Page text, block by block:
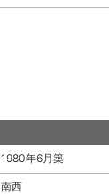
1980年6月築
南西